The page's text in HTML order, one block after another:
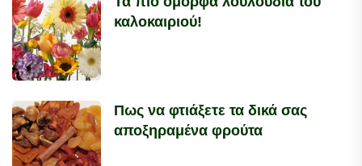
καλοκαιριού!
Πως να φτιάξετε τα δικά σας
αποξηραμένα φρούτα